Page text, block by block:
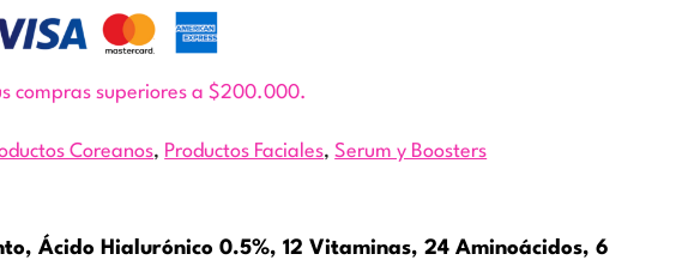
compras superiores a $200.000.
Coreanos, Productos Faciales,Serum y Boosters
Ácido Hialurónico 0.5%, 12 Vitaminas, 24 Aminoácidos, 6